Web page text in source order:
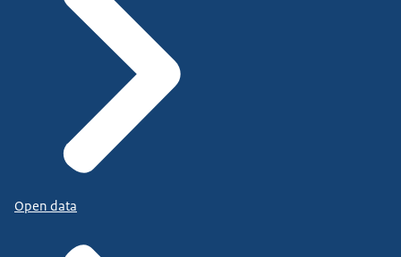
Open data